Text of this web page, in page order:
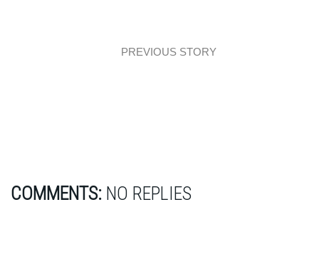
PREVIOUS STORY
COMMENTS: NO REPLIES